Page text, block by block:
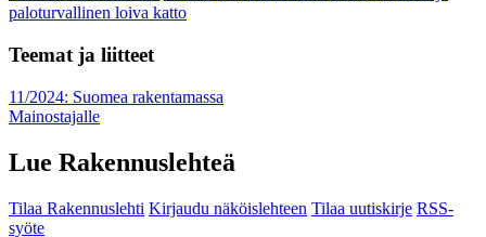
paloturvallinen loiva katto
Teemat ja liitteet
11/2024: Suomea rakentamassa
Mainostajalle
Lue Rakennuslehteä
Tilaa Rakennuslehti Kirjaudu näköislehteen Tilaa uutiskirje RSS-
syöte